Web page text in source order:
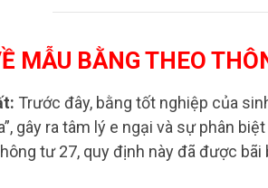
MẪU BẰNG THEO
Trước đây, bằng tốt nghiệp của
gây ra tâm lý e ngại và sự phân
tư 27, quy định này đã được bãi